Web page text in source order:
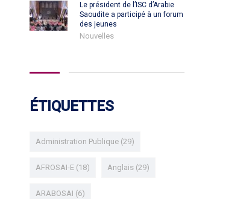
Le président de l’ISC d’Arabie
Saoudite a participé à un forum
des jeunes
Nouvelles
ÉTIQUETTES
Administration Publique(29)
AFROSAI-E(18) Anglais(29)
ARABOSAI (6)